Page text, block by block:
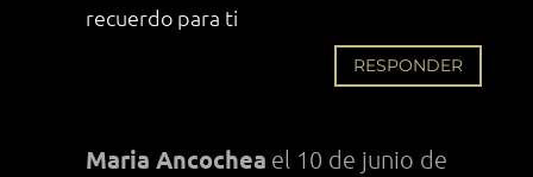
recuerdo para ti
RESPONDER
Maria Ancochea el 10 de junio de